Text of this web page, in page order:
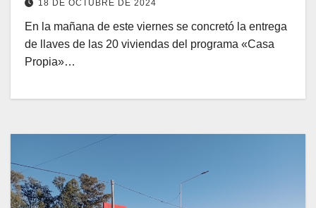
18 DE OCTUBRE DE 2024
En la mañana de este viernes se concretó la entrega
de llaves de las 20 viviendas del programa «Casa
Propia»…